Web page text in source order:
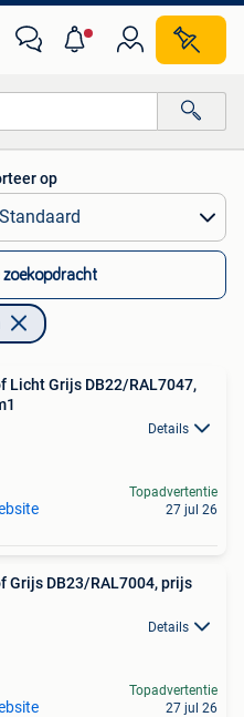
op
zoekopdracht
Licht Grijs DB22/RAL7047,
Details
Topadvertentie
27 jul 26
Grijs DB23/RAL7004, prijs
Details
Topadvertentie
27 jul 26